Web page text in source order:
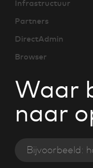
Waar
naar
Infrastructuur
Partners
DirectAdmin
Browser